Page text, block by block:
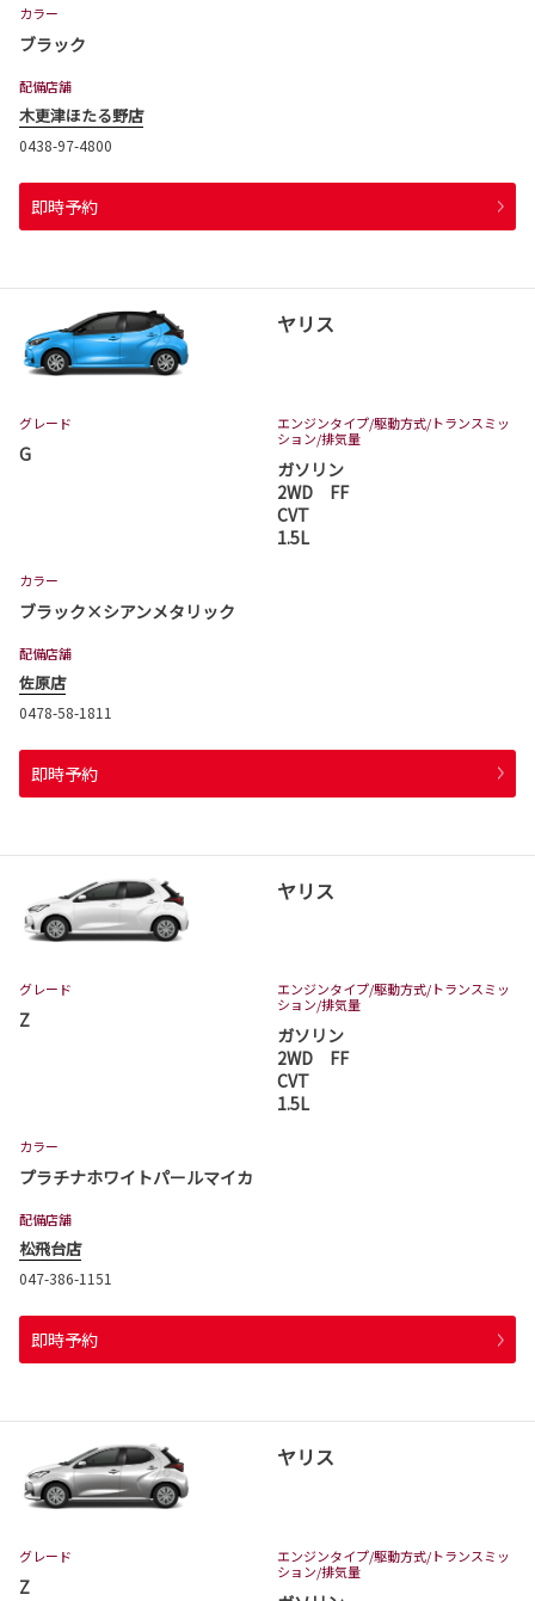
カラー
ブラック
配備店舗
木更津ほたる野店
0438-97-4800
即時予約
ヤリス
グレード
G
エンジンタイプ/駆動方式/トランスミッ
ション/排気量
ガソリン
2WD FF
CVT
1.5L
カラー
ブラック×シアンメタリック
配備店舗
佐原店
0478-58-1811
即時予約
ヤリス
グレード
Z
エンジンタイプ/駆動方式/トランスミッ
ション/排気量
ガソリン
2WD FF
CVT
1.5L
カラー
プラチナホワイトパールマイカ
配備店舗
松飛台店
047-386-1151
即時予約
ヤリス
グレード
Z
エンジンタイプ/駆動方式/トランスミッ
ション/排気量